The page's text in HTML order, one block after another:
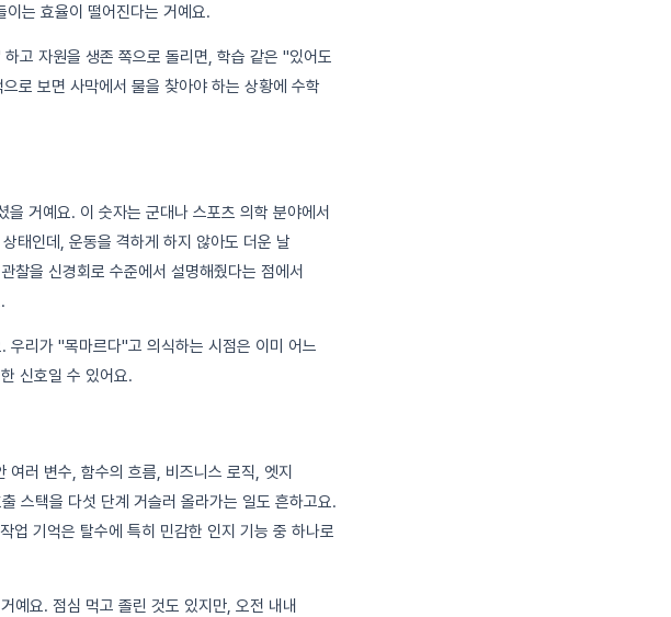
는 효율이 떨어진다는 거예요.
고 자원을 생존 쪽으로 돌리면, 학습 같은 "있어도
로 보면 사막에서 물을 찾아야 하는 상황에 수학
거예요. 이 숫자는 군대나 스포츠 의학 분야에서
태인데, 운동을 격하게 하지 않아도 더운 날
찰을 신경회로 수준에서 설명해줬다는 점에서
우리가 "목마르다"고 의식하는 시점은 이미 어느
신호일 수 있어요.
러 변수, 함수의 흐름, 비즈니스 로직, 엣지
스택을 다섯 단계 거슬러 올라가는 일도 흔하고요.
업 기억은 탈수에 특히 민감한 인지 기능 중 하나로
예요. 점심 먹고 졸린 것도 있지만, 오전 내내